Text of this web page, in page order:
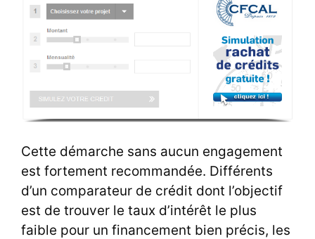
Cette démarche sans aucun engagement
est fortement recommandée. Différents
d’un comparateur de crédit dont l’objectif
est de trouver le taux d’intérêt le plus
faible pour un financement bien précis, les